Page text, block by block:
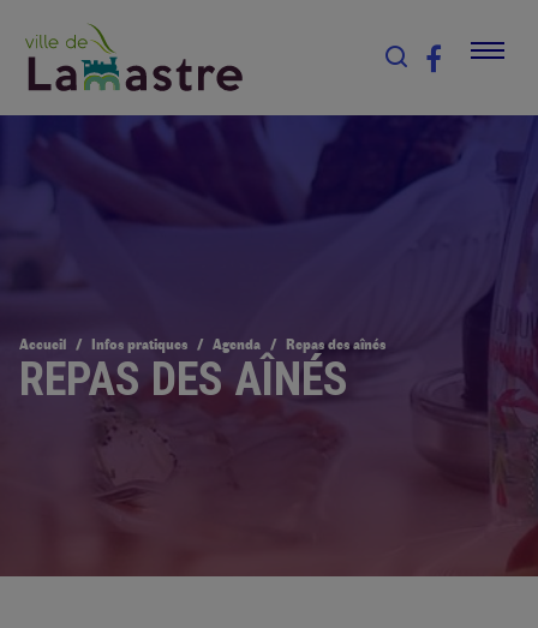
Accueil Infos pratiques Agenda Repas des aînés
REPAS DES AÎNÉS